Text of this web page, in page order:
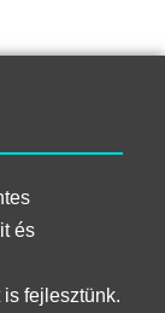
és
fejlesztünk.